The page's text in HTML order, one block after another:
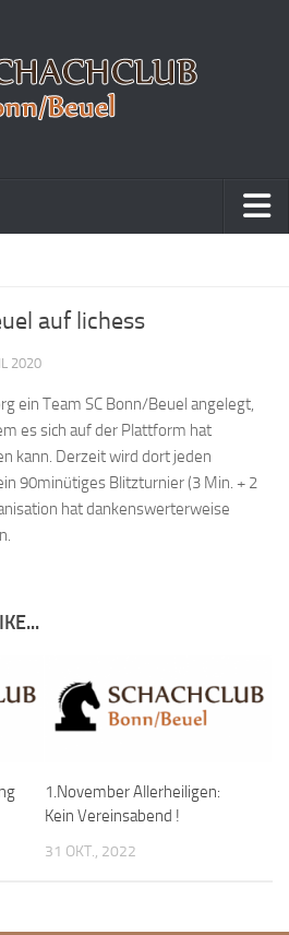
auf lichess
2020
ein Team SC Bonn/Beuel angelegt,
es sich auf der Plattform hat
kann. Derzeit wird dort jeden
90minütiges Blitzturnier (3 Min. + 2
hat dankenswerterweise
1.November Allerheiligen:
Kein Vereinsabend !
31 OKT., 2022